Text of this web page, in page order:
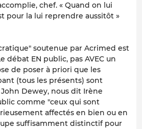
chef. « Quand on lui
pour la lui reprendre aussitôt »
soutenue par Acrimed est
débat EN public, pas AVEC un
de poser à priori que les
(tous les présents) sont
Dewey, nous dit Irène
comme "ceux qui sont
affectés en bien ou en
suffisamment distinctif pour